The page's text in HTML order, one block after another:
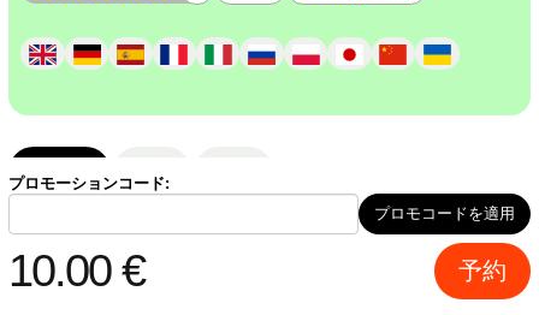
ルート 手順
凱旋門 (がいせんもん)
プロモーションコード:
プロモコードを適用
10.00€ 予約